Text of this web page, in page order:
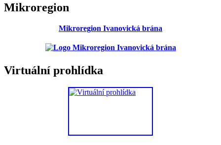
Mikroregion
Mikroregion Ivanovická brána
Virtuální prohlídka